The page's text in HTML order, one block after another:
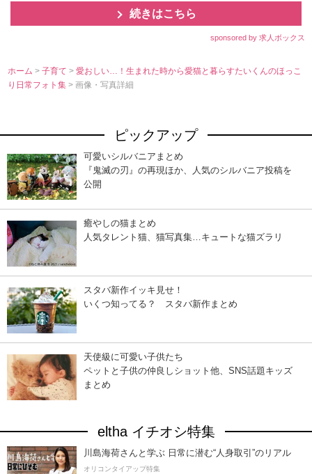
続きはこちら
sponsored by 求人ボックス
ホーム >子育て>愛おしい…！生まれた時から愛猫と暮らすたいくんのほっこ
り日常フォト集> 画像・写真詳細
ピックアップ
可愛いシルバニアまとめ
『鬼滅の刃』の再現ほか、人気のシルバニア投稿を
公開
癒やしの猫まとめ
人気タレント猫、猫写真集…キュートな猫ズラリ
スタバ新作イッキ見せ！
いくつ知ってる？ スタバ新作まとめ
天使級に可愛い子供たち
ペットと子供の仲良しショット他、SNS話題キッズ
まとめ
eltha イチオシ特集
川島海荷さんと学ぶ 日常に潜む“人身取引”のリアル
オリコンタイアップ特集